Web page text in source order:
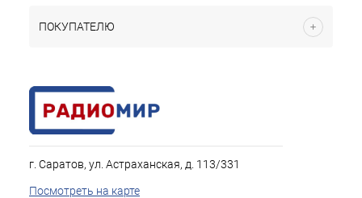
ПОКУПАТЕЛЮ
г. Саратов, ул. Астраханская, д. 113/331
Посмотреть на карте